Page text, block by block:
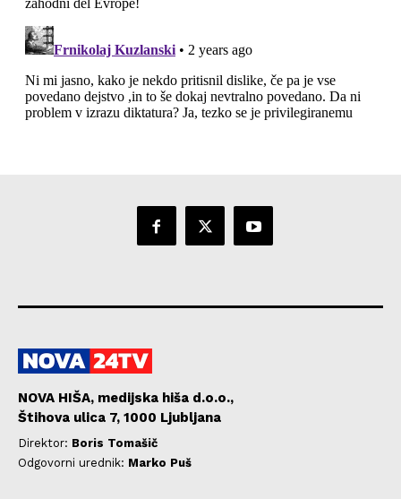
NOVA HIŠA, medijska hiša d.o.o.,
Štihova ulica 7, 1000 Ljubljana
Direktor: Boris Tomašič
Odgovorni urednik: Marko Puš